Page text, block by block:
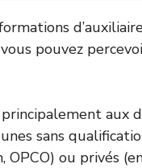
pouvez
principalement aux
sans
OPCO) ou privés